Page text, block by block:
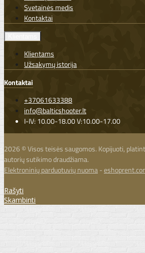
Svetainės medis
Kontaktai
Klientams
Užsakymų istorija
Kontaktai
+37061633388
info@balticshooter.lt
I-IV: 10.00-18.00 V:10.00-17.00
2026 © Visos teisės saugomos. Kopijuoti,
autorių sutikimo draudžiama.
Elektroninių parduotuvių nuoma-
Rašyti
Skambinti